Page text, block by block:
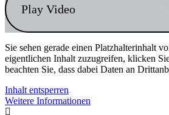
Play Video
Sie sehen gerade einen Platzhalterinhalt
eigentlichen Inhalt zuzugreifen, klicken
beachten Sie, dass dabei Daten an
Inhalt entsperren
Weitere Informationen